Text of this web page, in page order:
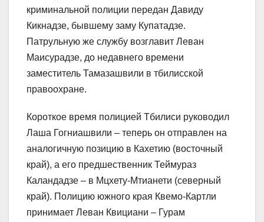
криминальной полиции передан Давиду
Кикнадзе, бывшему заму Купатадзе.
Патрульную же службу возглавит Леван
Маисурадзе, до недавнего времени
заместитель Тамазашвили в тбилисской
правоохране.
Короткое время полицией Тбилиси руководил
Лаша Гогниашвили – теперь он отправлен на
аналогичную позицию в Кахетию (восточный
край), а его предшественник Теймураз
Каландадзе – в Мцхету-Мтианети (северный
край). Полицию южного края Квемо-Картли
принимает Леван Квициани – Гурам